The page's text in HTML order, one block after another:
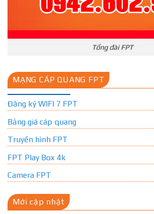
Tổng đài FPT
MẠNG CÁP QUANG FPT
Đăng ký WIFI 7 FPT
Bảng giá cáp quang
Truyền hình FPT
FPT Play Box 4k
Camera FPT
Mới cập nhật